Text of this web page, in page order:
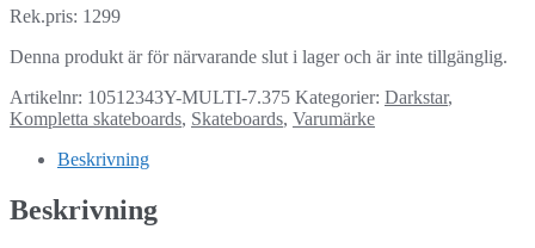
Rek.pris: 1299
Denna produkt är för närvarande slut i lager och är inte tillgänglig.
Artikelnr: 10512343Y-MULTI-7.375 Kategorier: Darkstar,
Kompletta skateboards, Skateboards, Varumärke
Beskrivning
Beskrivning